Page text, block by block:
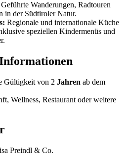
Geführte Wanderungen, Radtouren
in der Südtiroler Natur.
Regionale und internationale Küche
speziellen Kindermenüs und
Gültigkeit von 2 Jahren ab dem
Wellness, Restaurant oder weitere